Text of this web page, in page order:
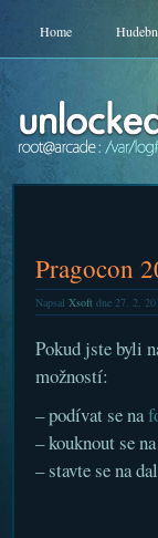
Home
Pragocon
Napsal Xsoftdne 27. 2.
Pokud jste byli
možností:
– podívat se na
– kouknout se na
– stavte se na